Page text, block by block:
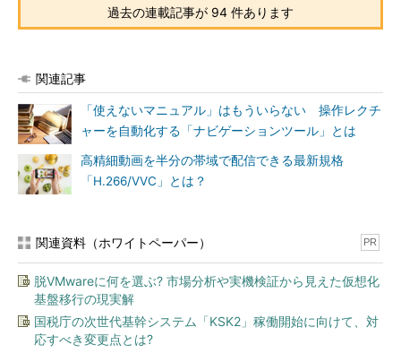
過去の連載記事が 94 件あります
関連記事
「使えないマニュアル」はもういらない 操作レクチ
ャーを自動化する「ナビゲーションツール」とは
高精細動画を半分の帯域で配信できる最新規格
「H.266/VVC」とは？
関連資料（ホワイトペーパー） PR
脱VMwareに何を選ぶ? 市場分析や実機検証から見えた仮想化
基盤移行の現実解
国税庁の次世代基幹システム「KSK2」稼働開始に向けて、対
応すべき変更点とは?